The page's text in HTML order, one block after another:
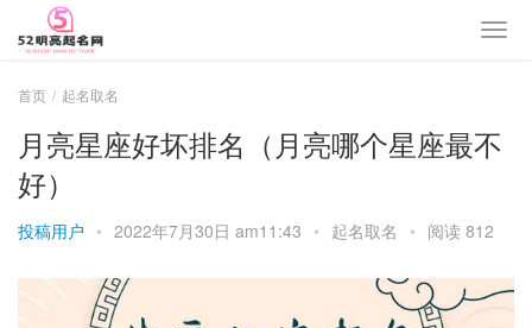
首页 起名取名
月亮星座好坏排名（月亮哪个星座最不
好）
投稿用户 • 2022年7月30日 am11:43 • 起名取名 • 阅读 812